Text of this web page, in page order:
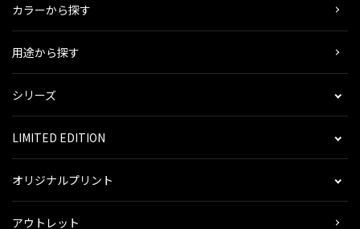
カラーから探す
用途から探す
シリーズ
LIMITED EDITION
オリジナルプリント
アウトレット